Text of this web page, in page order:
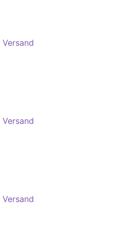
Versand
Versand
Versand